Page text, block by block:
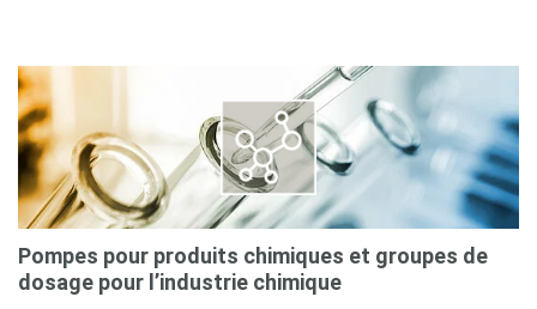
Pompes pour produits chimiques et groupes de
dosage pour l’industrie chimique